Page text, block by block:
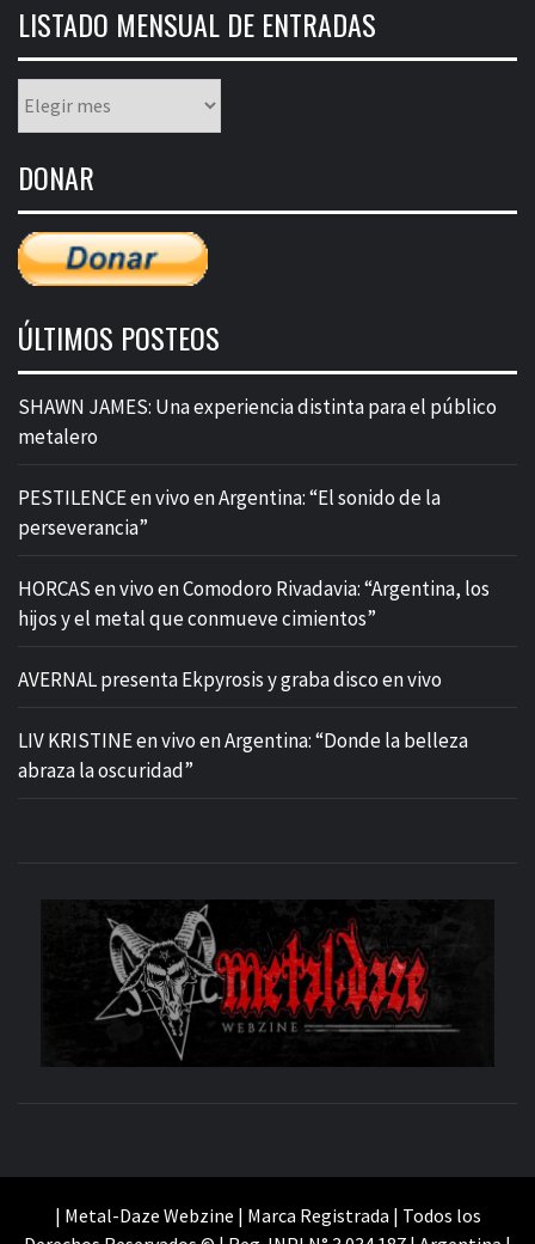
LISTADO MENSUAL DE ENTRADAS
mensual
entradas
DONAR
ÚLTIMOS POSTEOS
SHAWN JAMES: Una experiencia distinta para el público
metalero
PESTILENCE en vivo en Argentina: “El sonido de la
perseverancia”
HORCAS en vivo en Comodoro Rivadavia: “Argentina, los
hijos y el metal que conmueve cimientos”
AVERNAL presenta Ekpyrosis y graba disco en vivo
LIV KRISTINE en vivo en Argentina: “Donde la belleza
abraza la oscuridad”
| Metal-Daze Webzine | Marca Registrada | Todos los